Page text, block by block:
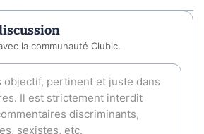
la communauté Clubic.